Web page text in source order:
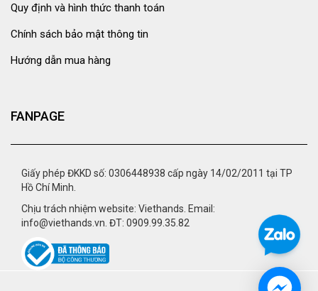
Quy định và hình thức thanh toán
Chính sách bảo mật thông tin
Hướng dẫn mua hàng
FANPAGE
Giấy phép ĐKKD số: 0306448938 cấp ngày 14/02/2011 tại TP
Hồ Chí Minh.
Chịu trách nhiệm website: Viethands. Email:
info@viethands.vn. ĐT: 0909.99.35.82